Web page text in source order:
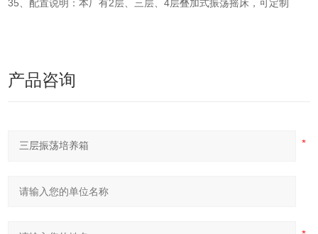
35、配置说明：本厂有2层、三层、4层叠加式振荡摇床，可定制
产品咨询